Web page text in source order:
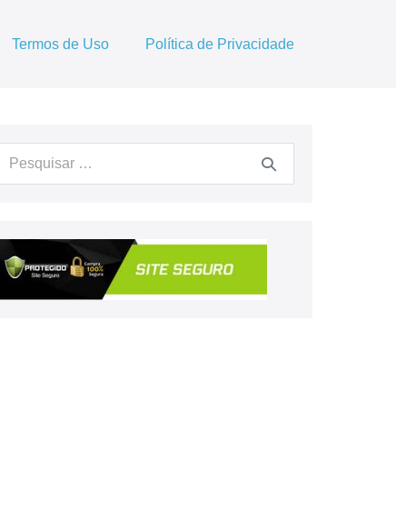
Termos de Uso Política de Privacidade
Procurar: